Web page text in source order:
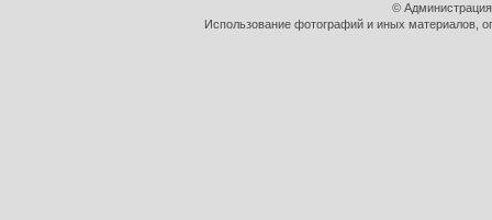
©
Использование фотографий и иных материалов,